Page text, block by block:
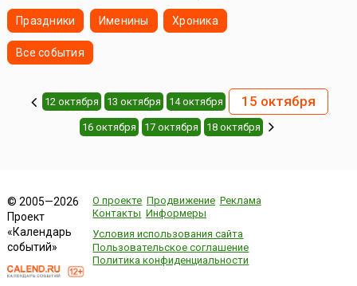
Праздники Именины Хроника
Все события
12 октября 13 октября 14 октября 15 октября
16 октября 17 октября 18 октября
© 2005—2026
Проект
«Календарь
событий»
О проекте Продвижение Реклама
Контакты Информеры
Условия использования сайта
Пользовательское соглашение
Политика конфиденциальности